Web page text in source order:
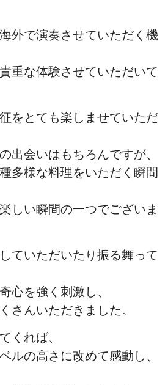
外で演奏させていただく機
重な体験させていただいて
をとても楽しませていただ
出会いはもちろんですが、
多様な料理をいただく瞬間
しい瞬間の一つでございま
ていただいたり振る舞って
心を強く刺激し、
さんいただきました。
くれば、
ルの高さに改めて感動し、